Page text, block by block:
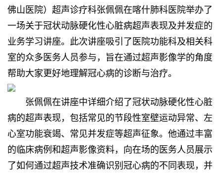
佛山医院）超声诊疗科张佩佩在喀什肺科医院举办了
一场关于冠状动脉硬化性心脏病超声表现及并发症的
业务学习讲座。此次讲座吸引了医院功能科及相关科
室的众多医务人员参与，旨在通过超声影像学的角度
帮助大家更好地理解冠心病的诊断与治疗。
张佩佩在讲座中详细介绍了冠状动脉硬化性心脏
病的超声表现，包括常见的节段性室壁运动异常、左
心室功能衰竭、常见并发症等超声征象。他通过丰富
的临床病例和超声影像资料，向在场的医务人员展示
了如何通过超声技术准确识别冠心病的不同表现，并